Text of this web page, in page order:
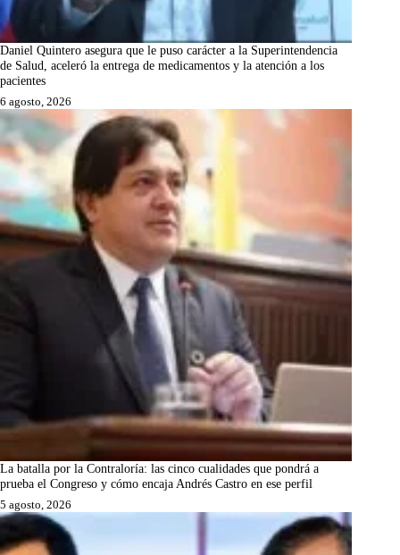
Daniel Quintero asegura que le puso carácter a la Superintendencia
de Salud, aceleró la entrega de medicamentos y la atención a los
pacientes
6 agosto, 2026
La batalla por la Contraloría: las cinco cualidades que pondrá a
prueba el Congreso y cómo encaja Andrés Castro en ese perfil
5 agosto, 2026